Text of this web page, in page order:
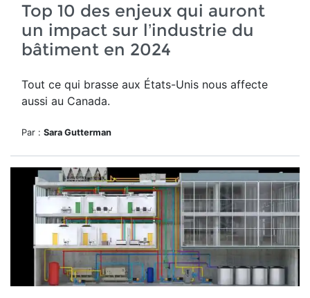
Top 10 des enjeux qui auront
un impact sur l’industrie du
bâtiment en 2024
Tout ce qui brasse aux États-Unis nous affecte
aussi au Canada.
Par : Sara Gutterman